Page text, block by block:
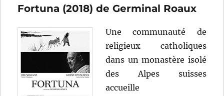
l’article
Fortuna (2018) de Germinal Roaux
Une communauté de
religieux catholiques
dans un monastère isolé
des Alpes suisses
accueille